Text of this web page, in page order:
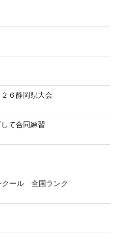
６静岡県大会
て合同練習
クール 全国ランク